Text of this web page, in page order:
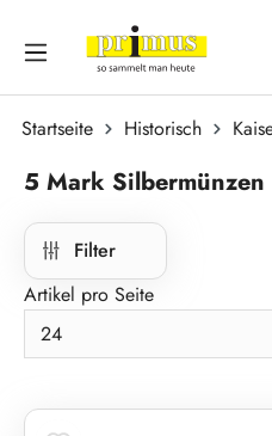
Zum Hauptinhalt springen
Startseite Historisch
5 Mark Silbermünzen
Filter
Artikel pro Seite